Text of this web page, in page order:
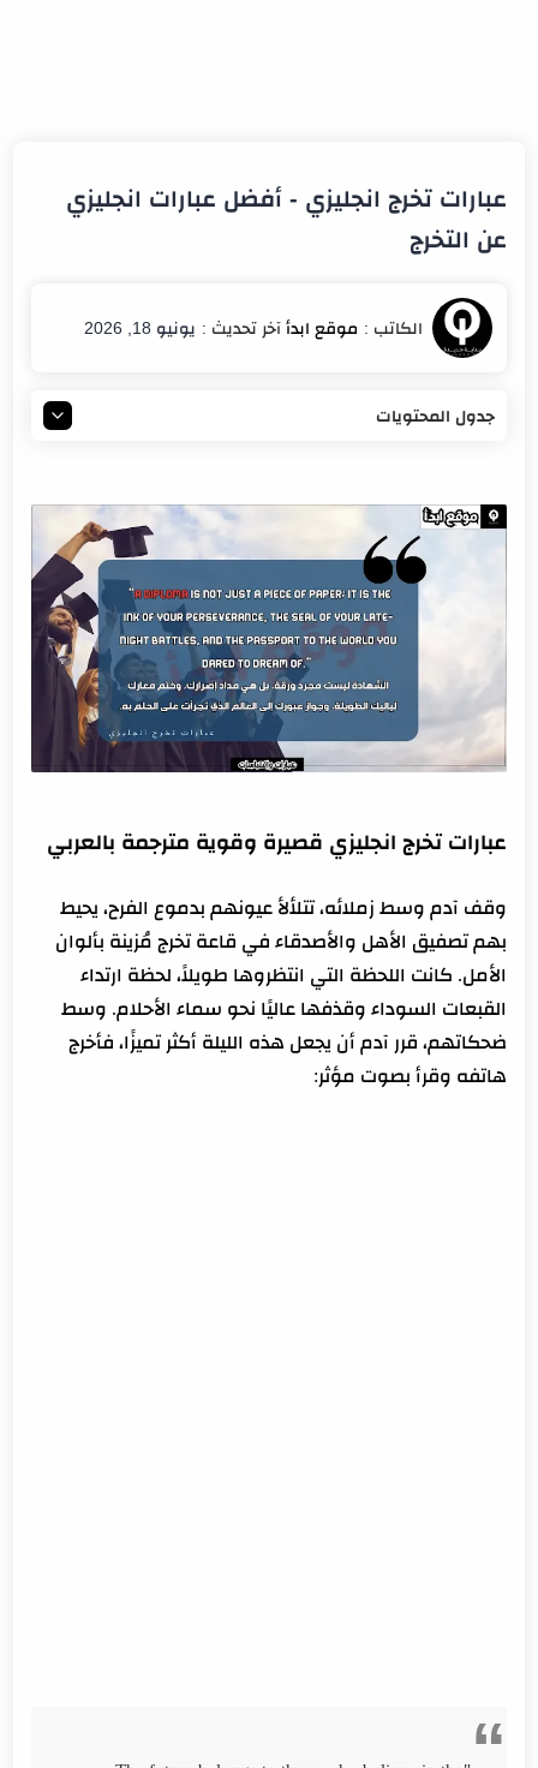
عبارات تخرج انجليزي - أفضل عبارات انجليزي
عن التخرج
يونيو 18, 2026
جدول المحتويات
أفضل عبارات إنجليزية عن فرحة التخرج
أقوى عبارة إنجلش للاحتفال بالتخرج
عبارات تخرج انجليزي قصيرة وقوية مترجمة بالعربي
وقف آدم وسط زملائه، تتلألأ عيونهم بدموع الفرح، يحيط
بهم تصفيق الأهل والأصدقاء في قاعة تخرج مُزينة بألوان
الأمل. كانت اللحظة التي انتظروها طويلاً، لحظة ارتداء
القبعات السوداء وقذفها عاليًا نحو سماء الأحلام. وسط
ضحكاتهم، قرر آدم أن يجعل هذه الليلة أكثر تميزًا، فأخرج
هاتفه وقرأ بصوت مؤثر: